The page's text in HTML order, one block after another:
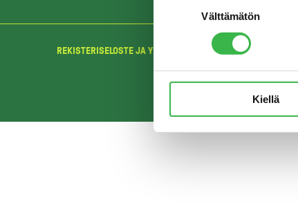
Välttämätön
Kiellä
REKISTERISELOSTE JA YKSITYISYYDENSUOJA